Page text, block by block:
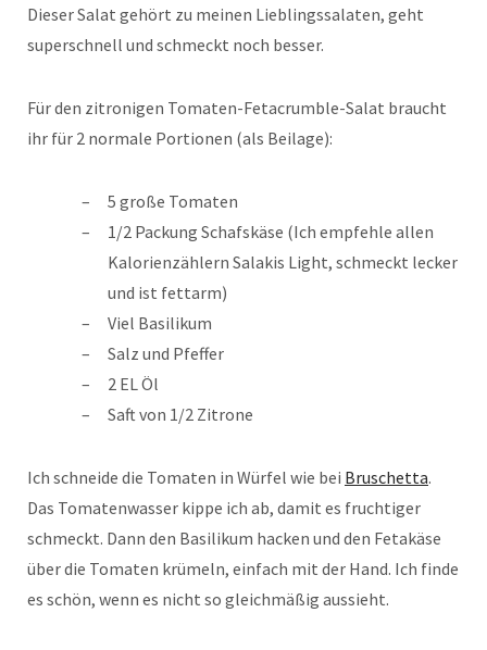
Dieser Salat gehört zu meinen Lieblingssalaten, geht
superschnell und schmeckt noch besser.
Für den zitronigen Tomaten-Fetacrumble-Salat braucht
ihr für 2 normale Portionen (als Beilage):
5 große Tomaten
1/2 Packung Schafskäse (Ich empfehle allen
Kalorienzählern Salakis Light, schmeckt lecker
und ist fettarm)
Viel Basilikum
Salz und Pfeffer
2 EL Öl
Saft von 1/2 Zitrone
Ich schneide die Tomaten in Würfel wie bei Bruschetta.
Das Tomatenwasser kippe ich ab, damit es fruchtiger
schmeckt. Dann den Basilikum hacken und den Fetakäse
über die Tomaten krümeln, einfach mit der Hand. Ich finde
es schön, wenn es nicht so gleichmäßig aussieht.